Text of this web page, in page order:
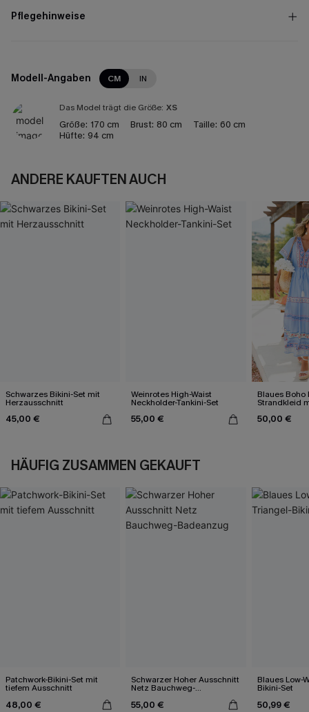
Pflegehinweise
Modell-Angaben CM IN
Das Model trägt die Größe: XS
Größe: 170 cm Brust: 80 cm Taille: 60 cm
Hüfte: 94 cm
ANDERE KAUFTEN AUCH
Schwarzes Bikini-Set mit
Herzausschnitt
45,00 €
Weinrotes High-Waist
Neckholder-Tankini-Set
55,00 €
Blaues Boho
Strandkleid
50,00 €
HÄUFIG ZUSAMMEN GEKAUFT
Patchwork-Bikini-Set mit
tiefem Ausschnitt
48,00 €
Schwarzer Hoher Ausschnitt
Netz Bauchweg-
55,00 €
Blaues Low-
Bikini-Set
50,99 €